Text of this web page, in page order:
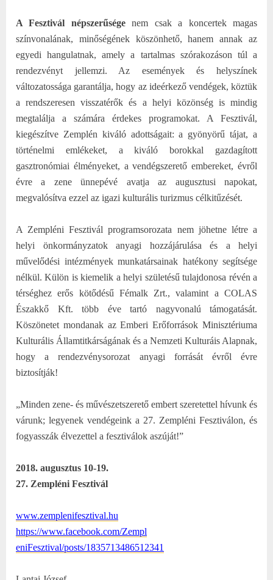
A Fesztivál népszerűségenem csak a koncertek magas
színvonalának, minőségének köszönhető, hanem annak az
egyedi hangulatnak, amely a tartalmas szórakozáson túl a
rendezvényt jellemzi. Az események és helyszínek
változatossága garantálja, hogy az ideérkező vendégek, köztük
a rendszeresen visszatérők és a helyi közönség is mindig
megtalálja a számára érdekes programokat. A Fesztivál,
kiegészítve Zemplén kiváló adottságait: a gyönyörű tájat, a
történelmi emlékeket, a kiváló borokkal gazdagított
gasztronómiai élményeket, a vendégszerető embereket, évről
évre a zene ünnepévé avatja az augusztusi napokat,
megvalósítva ezzel az igazi kulturális turizmus célkitűzését.
A Zempléni Fesztivál programsorozata nem jöhetne létre a
helyi önkormányzatok anyagi hozzájárulása és a helyi
művelődési intézmények munkatársainak hatékony segítsége
nélkül. Külön is kiemelik a helyi születésű tulajdonosa révén a
térséghez erős kötődésű Fémalk Zrt., valamint a COLAS
Északkő Kft. több éve tartó nagyvonalú támogatását.
Köszönetet mondanak az Emberi Erőforrások Minisztériuma
Kulturális Államtitkárságának és a Nemzeti Kulturáis Alapnak,
hogy a rendezvénysorozat anyagi forrását évről évre
biztosítják!
„Minden zene- és művészetszerető embert szeretettel hívunk és
várunk; legyenek vendégeink a 27. Zempléni Fesztiválon, és
fogyasszák élvezettel a fesztiválok aszúját!”
2018. augusztus 10-19.
27. Zempléni Fesztivál
www.zemplenifesztival.hu
https://www.facebook.com/Zempl
eniFesztival/posts/1835713486512341